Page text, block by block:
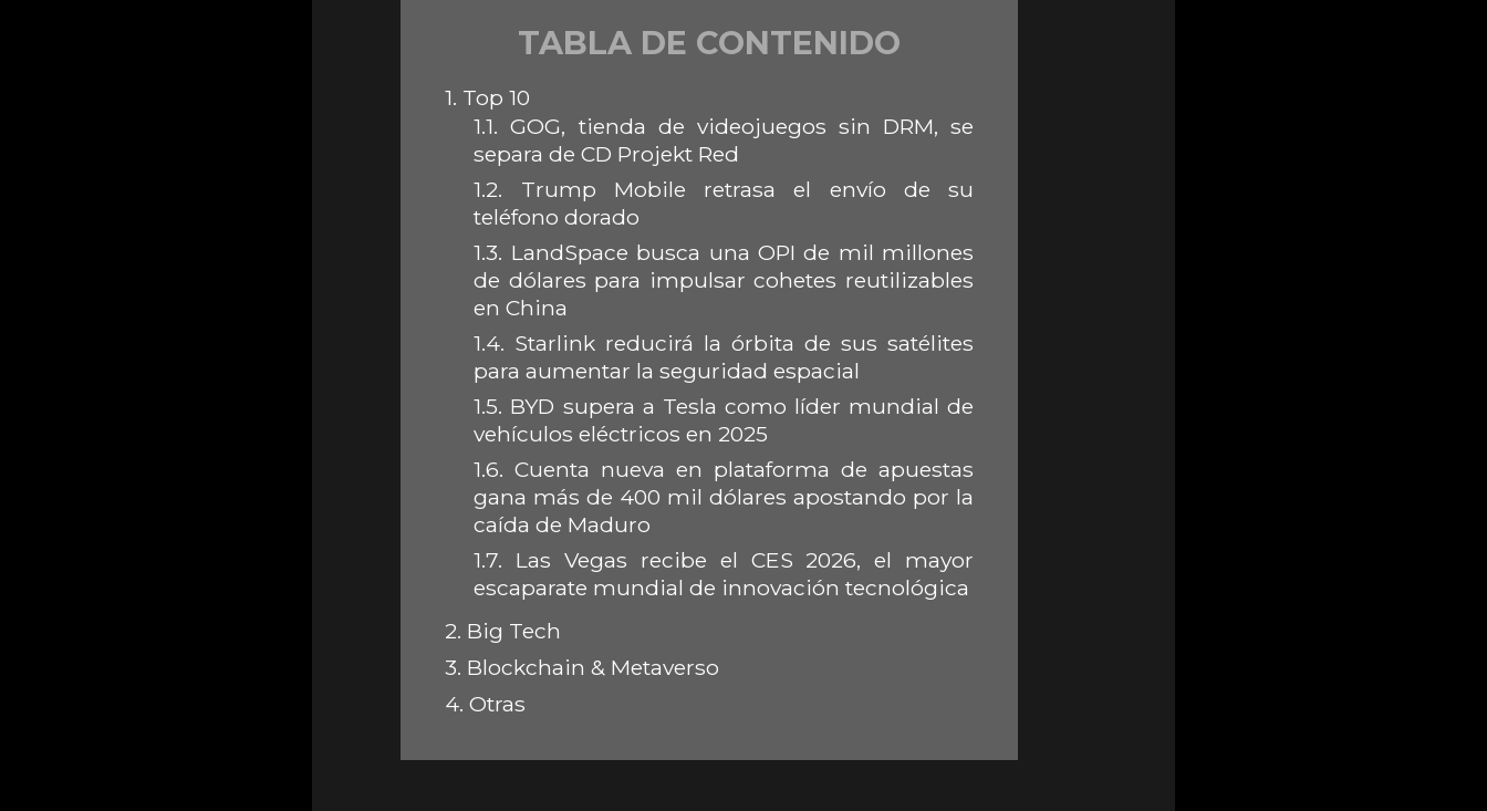
TABLA DE CONTENIDO
1. Top 10
1.1. GOG, tienda de videojuegos sin DRM, se
separa de CD Projekt Red
1.2. Trump Mobile retrasa el envío de su
teléfono dorado
1.3. LandSpace busca una OPI de mil millones
de dólares para impulsar cohetes reutilizables
en China
1.4. Starlink reducirá la órbita de sus satélites
para aumentar la seguridad espacial
1.5. BYD supera a Tesla como líder mundial de
vehículos eléctricos en 2025
1.6. Cuenta nueva en plataforma de apuestas
gana más de 400 mil dólares apostando por la
caída de Maduro
1.7. Las Vegas recibe el CES 2026, el mayor
escaparate mundial de innovación tecnológica
2. Big Tech
3. Blockchain & Metaverso
4. Otras